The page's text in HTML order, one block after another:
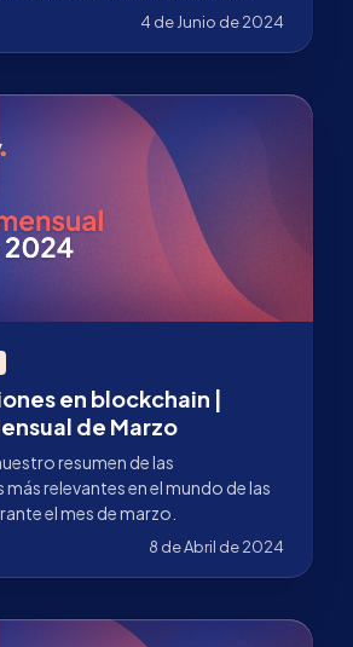
4 de Junio de 2024
en blockchain |
de Marzo
resumen de las
relevantes en el mundo de las
el mes de marzo.
8 de Abril de 2024